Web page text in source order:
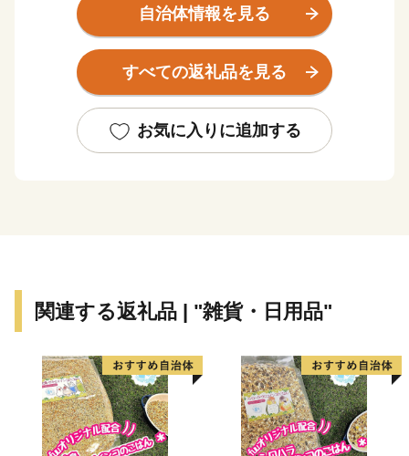
う意味で、市内全域でメジロやカササギなど多くの野鳥
を見ることができます。
また、鳥栖市は長崎街道が分岐する場所でしたので、古
くから人・モノ・文化が交わるまちです。九州の陸上交
拠点として発展を遂げてきました。
さらに、近年では鳥栖市をホームタウンとするJリー
自治体情報を見る
すべての返礼品を見る
お気に入りに追加する
関連する返礼品 | "雑貨・日用品"